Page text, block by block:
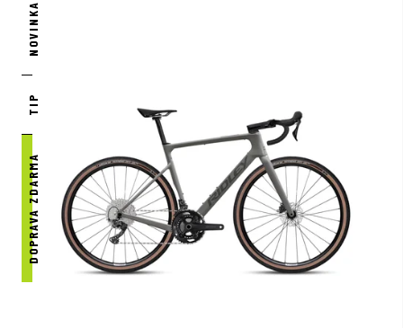
NOVINKA
TIP
DOPRAVA ZDARMA